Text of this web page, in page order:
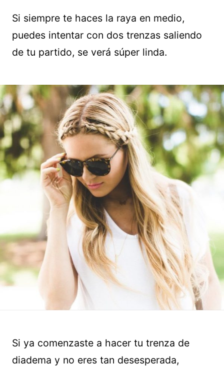
Si siempre te haces la raya en medio,
puedes intentar con dos trenzas saliendo
de tu partido, se verá súper linda.
Si ya comenzaste a hacer tu trenza de
diadema y no eres tan desesperada,